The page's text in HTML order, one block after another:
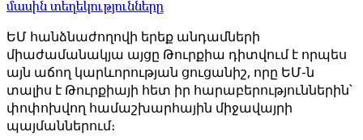
մասին տեղեկությունները
ԵՄ հանձնաժողովի երեք անդամների
միաժամանակյա այցը Թուրքիա դիտվում է որպես
այն աճող կարևորության ցուցանիշ, որը ԵՄ-ն
տալիս է Թուրքիայի հետ իր հարաբերություններին՝
փոփոխվող համաշխարհային միջավայրի
պայմաններում։